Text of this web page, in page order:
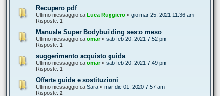
Recupero pdf
Ultimo messaggio da Luca Ruggiero « gio mar 25, 2021 11:36 am
Risposte: 1
Manuale Super Bodybuilding sesto meso
Ultimo messaggio da omar« sab feb 20, 2021 7:52 pm
Risposte: 1
suggerimento acquisto guida
Ultimo messaggio da omar« sab feb 20, 2021 7:49 pm
Risposte: 1
Offerte guide e sostituzioni
Ultimo messaggio da Sara « mar dic 01, 2020 7:57 am
Risposte: 2